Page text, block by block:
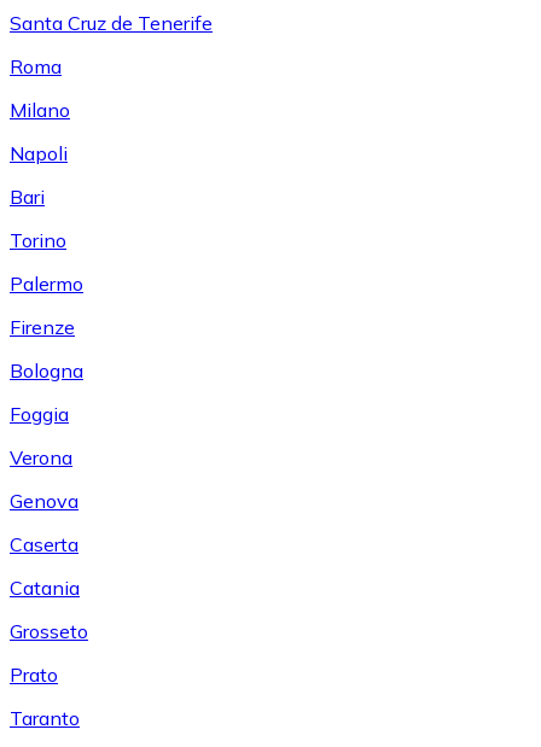
Santa Cruz de Tenerife
Roma
Milano
Napoli
Bari
Torino
Palermo
Firenze
Bologna
Foggia
Verona
Genova
Caserta
Catania
Grosseto
Prato
Taranto